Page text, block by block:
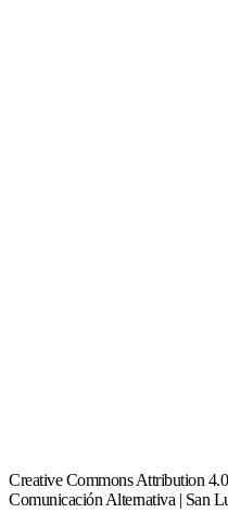
Creative Commons Attribution
Comunicación Alternativa | San